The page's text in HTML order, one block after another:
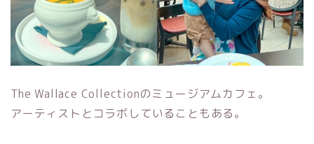
The Wallace Collectionのミュージアムカフェ。
アーティストとコラボしていることもある。